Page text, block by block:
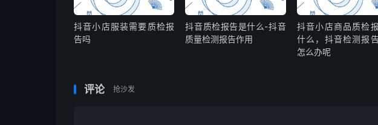
抖音小店服装需要质检报
告吗
抖音质检报告是什么-抖音
质量检测报告作用
抖音小店商品质检
什么，抖音检测报
怎么办呢
评论 抢沙发